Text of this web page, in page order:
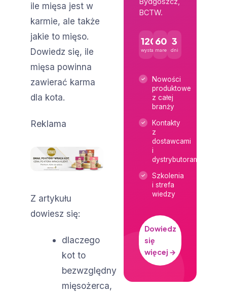
ile mięsa jest w
karmie, ale także
jakie to mięso.
Dowiedz się, ile
mięsa powinna
zawierać karma
dla kota.
Reklama
Z artykułu
dowiesz się:
dlaczego
kot to
bezwzględny
mięsożerca,
BCTW.
120+
wystawców
600+
marek
3
dni
Nowości
produktowe
z całej
branży
Kontakty
z
dostawcami
i
dystrybutorami
Szkolenia
i strefa
wiedzy
Dowiedz
się
więcej →